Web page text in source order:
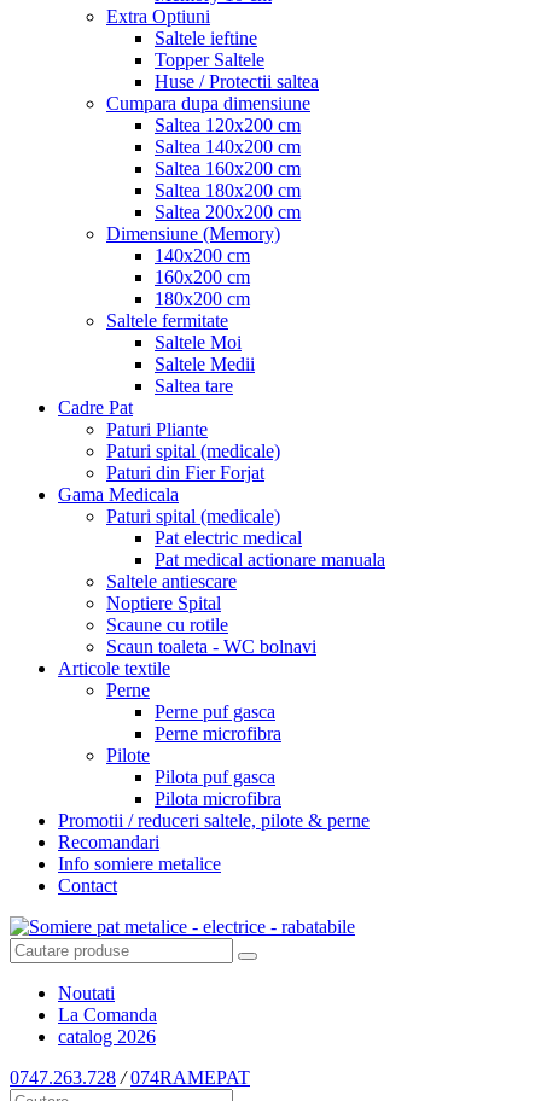
Extra Optiuni
Saltele ieftine
Topper Saltele
Huse / Protectii saltea
Cumpara dupa dimensiune
Saltea 120x200 cm
Saltea 140x200 cm
Saltea 160x200 cm
Saltea 180x200 cm
Saltea 200x200 cm
Dimensiune (Memory)
140x200 cm
160x200 cm
180x200 cm
Saltele fermitate
Saltele Moi
Saltele Medii
Saltea tare
Cadre Pat
Paturi Pliante
Paturi spital (medicale)
Paturi din Fier Forjat
Gama Medicala
Paturi spital (medicale)
Pat electric medical
Pat medical actionare manuala
Saltele antiescare
Noptiere Spital
Scaune cu rotile
Scaun toaleta - WC bolnavi
Articole textile
Perne
Perne puf gasca
Perne microfibra
Pilote
Pilota puf gasca
Pilota microfibra
Promotii / reduceri saltele, pilote & perne
Recomandari
Info somiere metalice
Contact
Noutati
La Comanda
catalog 2026
0747.263.728 / 074RAMEPAT